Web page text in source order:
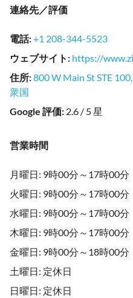
連絡先／評価
電話:+1 208-344-5523
ウェブサイト : https://
住所:800 W Main St STE
衆国
Google 評価: 2.6 / 5 星
営業時間
月曜日: 9時00分～17時00分
火曜日: 9時00分～17時00分
水曜日: 9時00分～17時00分
木曜日: 9時00分～17時00分
金曜日: 9時00分～18時00分
土曜日: 定休日
日曜日: 定休日